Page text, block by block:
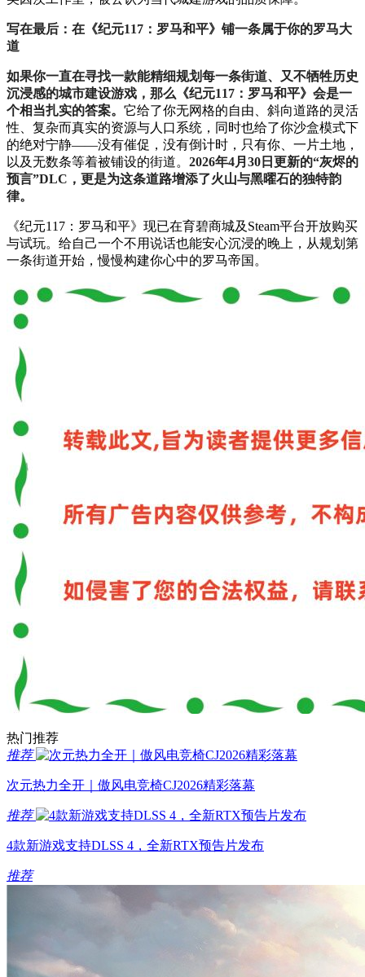
写在最后：在《纪元117：罗马和平》铺一条属于你的罗马大
道
如果你一直在寻找一款能精细规划每一条街道、又不牺牲历史
沉浸感的城市建设游戏，那么《纪元117：罗马和平》会是一
个相当扎实的答案。 它给了你无网格的自由、斜向道路的灵活
性、复杂而真实的资源与人口系统，同时也给了你沙盒模式下
的绝对宁静——没有催促，没有倒计时，只有你、一片土地，
以及无数条等着被铺设的街道。 2026年4月30日更新的“灰烬的
预言”DLC，更是为这条道路增添了火山与黑曜石的独特韵
律。
《纪元117：罗马和平》现已在育碧商城及Steam平台开放购买
与试玩。给自己一个不用说话也能安心沉浸的晚上，从规划第
一条街道开始，慢慢构建你心中的罗马帝国。
热门推荐
推荐
次元热力全开｜傲风电竞椅CJ2026精彩落幕
推荐
4款新游戏支持DLSS 4，全新RTX预告片发布
推荐